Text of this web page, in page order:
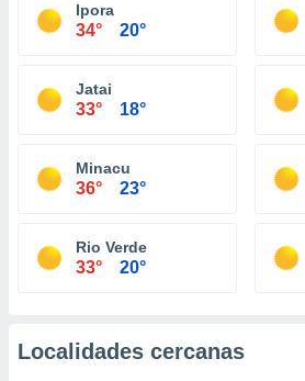
Ipora
34° 20°
Jatai
33° 18°
Minacu
36° 23°
Rio Verde
33° 20°
Localidades cercanas